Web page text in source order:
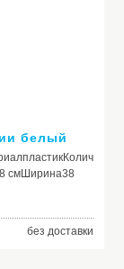
белый
смШирина38
без доставки